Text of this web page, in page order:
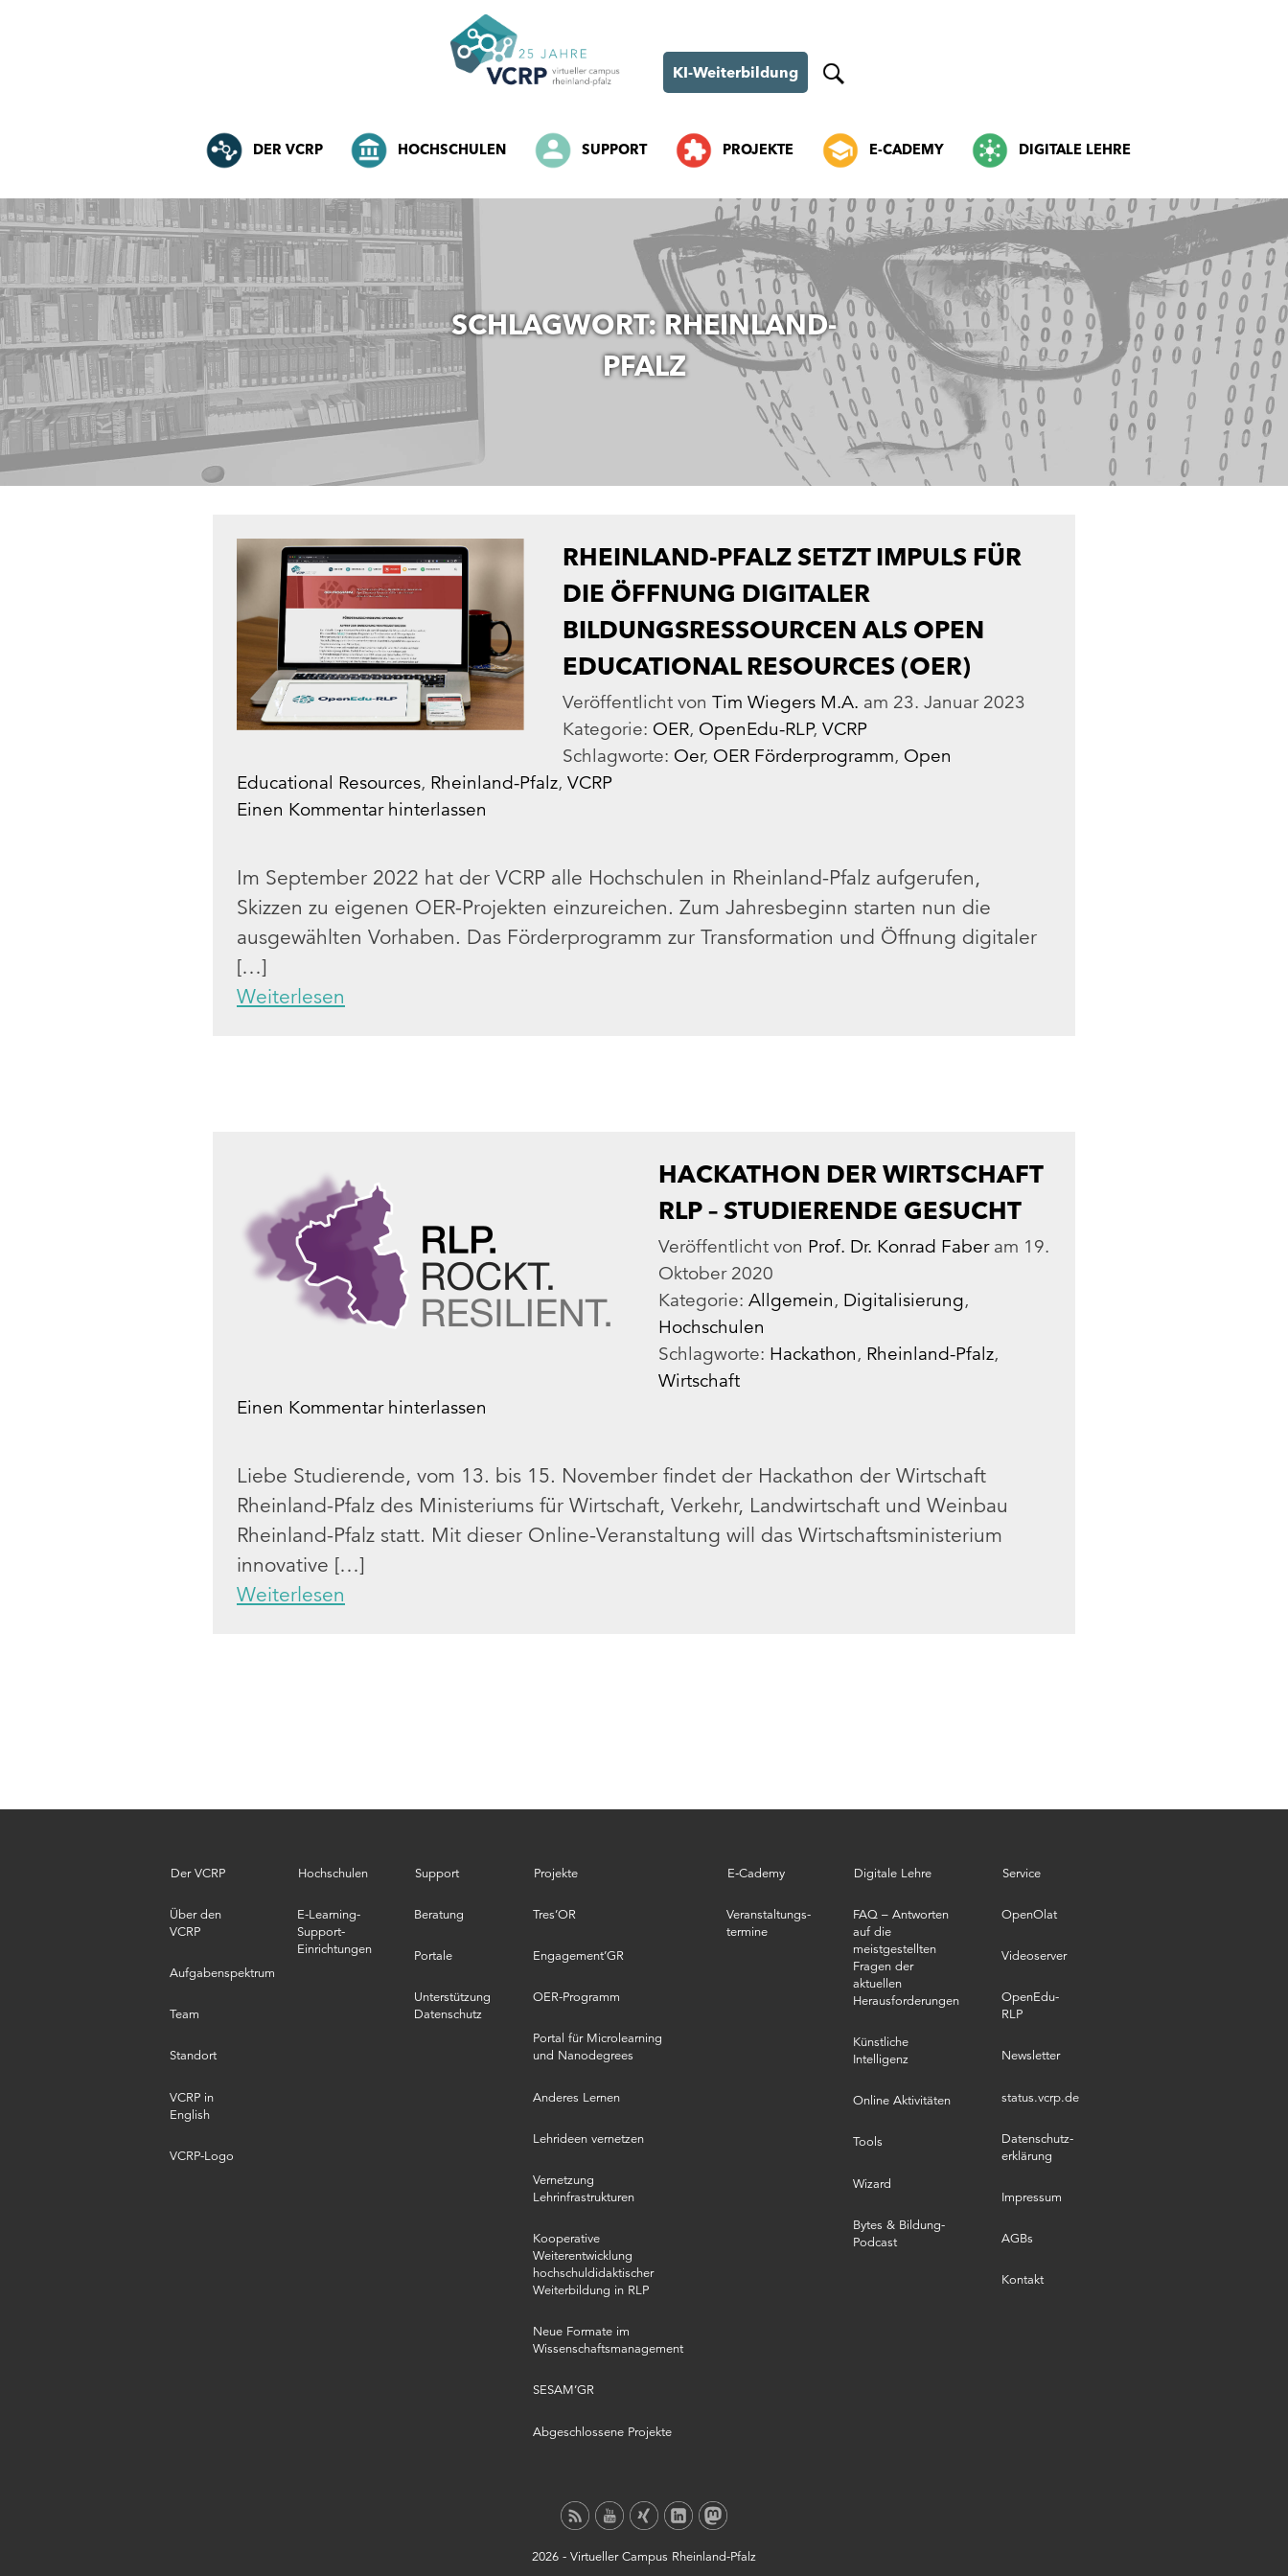
KI-Weiterbildung
SKIP
TO
CONTENT
DER VCRP HOCHSCHULEN SUPPORT PROJEKTE E-CADEMY DIGITALE LEHRE
SCHLAGWORT: RHEINLAND-
PFALZ
RHEINLAND-PFALZ SETZT IMPULS FÜR
DIE ÖFFNUNG DIGITALER
BILDUNGSRESSOURCEN ALS OPEN
EDUCATIONAL RESOURCES (OER)
Veröffentlicht von Tim Wiegers M.A. am 23. Januar 2023
Kategorie: OER, OpenEdu-RLP, VCRP
Schlagworte: Oer, OER Förderprogramm, Open
Educational Resources, Rheinland-Pfalz, VCRP
Einen Kommentar hinterlassen
Im September 2022 hat der VCRP alle Hochschulen in Rheinland-Pfalz aufgerufen,
Skizzen zu eigenen OER-Projekten einzureichen. Zum Jahresbeginn starten nun die
ausgewählten Vorhaben. Das Förderprogramm zur Transformation und Öffnung digitaler
[…]
Weiterlesen
HACKATHON DER WIRTSCHAFT
RLP – STUDIERENDE GESUCHT
Veröffentlicht von Prof. Dr. Konrad Faberam 19.
Oktober 2020
Kategorie: Allgemein, Digitalisierung,
Hochschulen
Schlagworte: Hackathon, Rheinland-Pfalz,
Wirtschaft
Einen Kommentar hinterlassen
Liebe Studierende, vom 13. bis 15. November findet der Hackathon der Wirtschaft
Rheinland-Pfalz des Ministeriums für Wirtschaft, Verkehr, Landwirtschaft und Weinbau
Rheinland-Pfalz statt. Mit dieser Online-Veranstaltung will das Wirtschaftsministerium
innovative […]
Weiterlesen
Der VCRP
Über den
VCRP
Aufgabenspektrum
Team
Standort
VCRP in
English
VCRP-Logo
Hochschulen
E-Learning-
Support-
Einrichtungen
Support
Beratung
Portale
Unterstützung
Datenschutz
Projekte
Tres’OR
Engagement’GR
OER-Programm
Portal für Microlearning
und Nanodegrees
Anderes Lernen
Lehrideen vernetzen
Vernetzung
Lehrinfrastrukturen
Kooperative
Weiterentwicklung
hochschuldidaktischer
Weiterbildung in RLP
Neue Formate im
Wissenschaftsmanagement
SESAM’GR
Abgeschlossene Projekte
E‑Cademy
Veranstaltungs­
termine
Digitale Lehre
FAQ – Antworten
auf die
meistgestellten
Fragen der
aktuellen
Herausforderungen
Künstliche
Intelligenz
Online Aktivitäten
Tools
Wizard
Bytes & Bildung-
Podcast
Service
OpenOlat
Videoserver
OpenEdu-
RLP
Newsletter
status.vcrp.de
Datenschutz­
erklärung
Impressum
AGBs
Kontakt
2026 - Virtueller Campus Rheinland-Pfalz